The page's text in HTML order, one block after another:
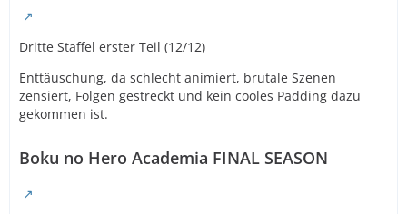
Dritte Staffel erster Teil (12/12)
Enttäuschung, da schlecht animiert, brutale Szenen
zensiert, Folgen gestreckt und kein cooles Padding dazu
gekommen ist.
Boku no Hero Academia FINAL SEASON